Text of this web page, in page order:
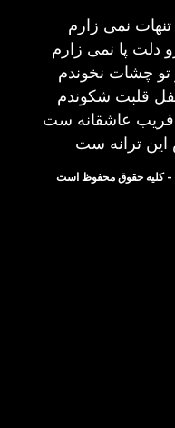
نمی زارم
دلت پا نمی زارم
تو چشات نخوندم
قلبت شکوندم
عاشقانه ست
این ترانه ست